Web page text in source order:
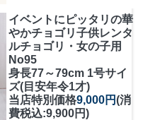
イベントにピッタリの華
やかチョゴリ子供レンタ
ルチョゴリ・女の子用
No95
身長77～79cm 1号サイ
ズ(目安年令1才)
当店特別価格9,000円(消
費税込:9,900円)